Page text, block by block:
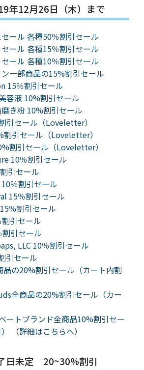
年12月26日（木）まで
ール 各種50％割引セール
ール 各種15％割引セール
ール 各種10％割引セール
一部商品の15%割引セール
15％割引セール
容液 10%割引セール
き粉 10%割引セール
引セール（Loveletter）
割引セール（Loveletter）
割引セール（Loveletter）
10％割引セール
引セール
％割引セール
15％割引セール
％割引セール
引セール
引セール
LLC 10％割引セール
引セール
の20%割引セール（カート内割
全商品の20%割引セール（カー
ートブランド全商品10%割引セー
（詳細はこちらへ）
日未定 20~30%割引